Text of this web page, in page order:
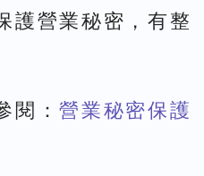
護營業秘密，有整
閱：營業秘密保護